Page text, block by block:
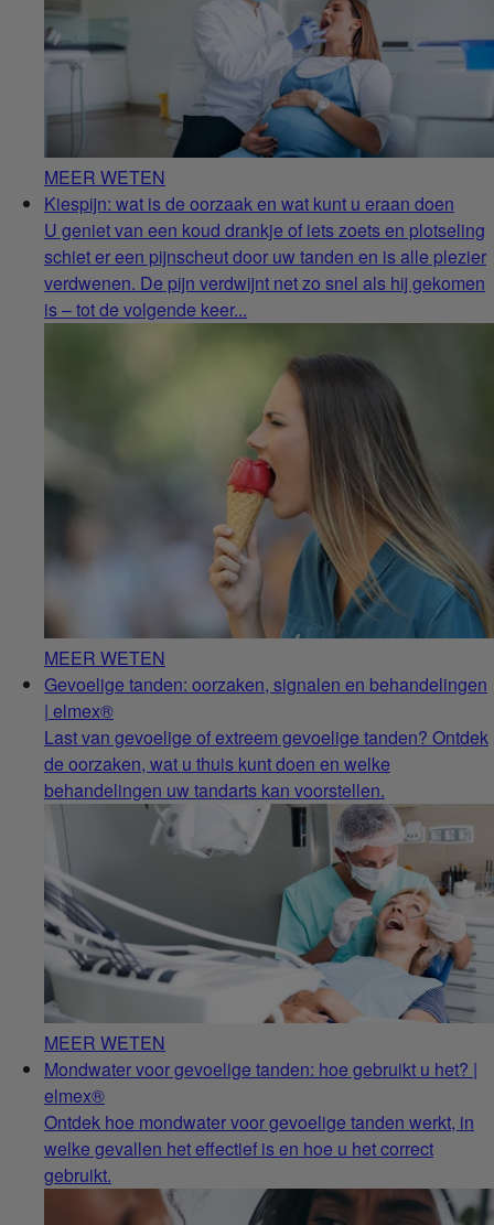
MEER WETEN
Kiespijn: wat is de oorzaak en wat kunt u eraan doen
U geniet van een koud drankje of iets zoets en plotseling
schiet er een pijnscheut door uw tanden en is alle plezier
verdwenen. De pijn verdwijnt net zo snel als hij gekomen
is – tot de volgende keer...
MEER WETEN
Gevoelige tanden: oorzaken, signalen en behandelingen
| elmex®
Last van gevoelige of extreem gevoelige tanden? Ontdek
de oorzaken, wat u thuis kunt doen en welke
behandelingen uw tandarts kan voorstellen.
MEER WETEN
Mondwater voor gevoelige tanden: hoe gebruikt u het? |
elmex®
Ontdek hoe mondwater voor gevoelige tanden werkt, in
welke gevallen het effectief is en hoe u het correct
gebruikt.